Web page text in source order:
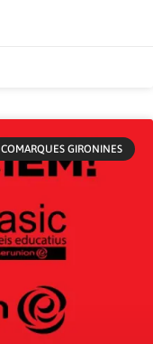
COMARQUES GIRONINES